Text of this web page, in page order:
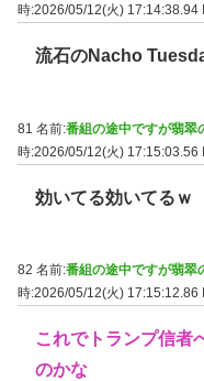
時:2026/05/12(火) 17:14:38.94
流石のNacho
81 名前:番組の途中ですが翡翠
時:2026/05/12(火) 17:15:03.56
効いてる効いてるｗ
82 名前:番組の途中ですが翡翠
時:2026/05/12(火) 17:15:12.86
これでトランプ信者
のかな